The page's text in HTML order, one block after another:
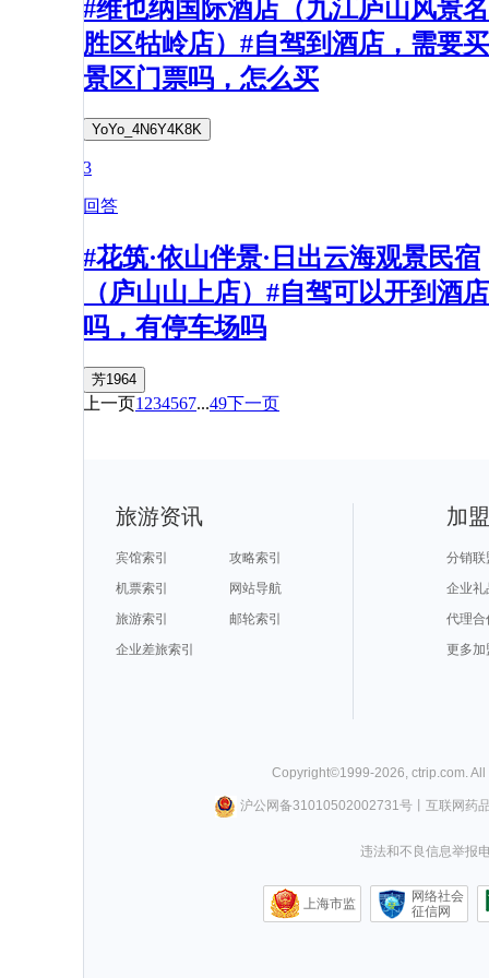
#维也纳国际酒店（九江庐山风景名
胜区牯岭店）#自驾到酒店，需要买
景区门票吗，怎么买
YoYo_4N6Y4K8K
3
回答
#花筑·依山伴景·日出云海观景民宿
（庐山山上店）#自驾可以开到酒店
吗，有停车场吗
芳1964
上一页1 234567...49下一页
旅游资讯
宾馆索引
攻略索引
机票索引
网站导航
旅游索引
邮轮索引
企业差旅索引
加
分销联
企业礼
代理合
更多加
Copyright©1999-2026, ctrip.com.
沪公网备31010502002731号丨 互联网药
违法和不良信息举报
上海市监
网络社会
征信网